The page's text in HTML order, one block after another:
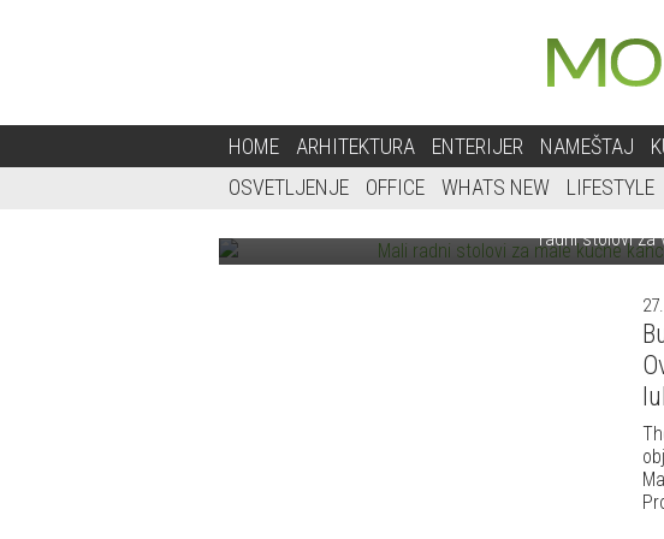
HOME ARHITEKTURA ENTERIJER NAMEŠTAJ
OSVETLJENJE
OFFICE WHATS NEW LIFESTYLE
MALI RADNI STOLOVI ZA MALE
SOBAMA
radni stolovi za